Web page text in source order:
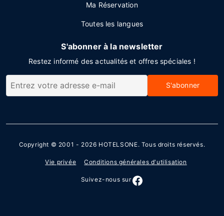
Ma Réservation
Toutes les langues
S'abonner à la newsletter
Restez informé des actualités et offres spéciales !
S'abonner
Copyright © 2001 - 2026 HOTELSONE. Tous droits réservés.
Vie privée Conditions générales d'utilisation
Suivez-nous sur